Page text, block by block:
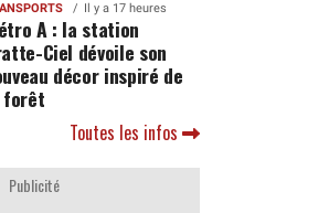
Il y a 17 heures
A : la station
Ciel dévoile son
décor inspiré de
Toutes les infos
Publicité